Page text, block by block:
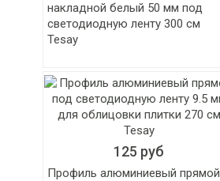
накладной белый 50 мм под
светодиодную ленту 300 см
Tesay
125 руб
Профиль алюминиевый прямой